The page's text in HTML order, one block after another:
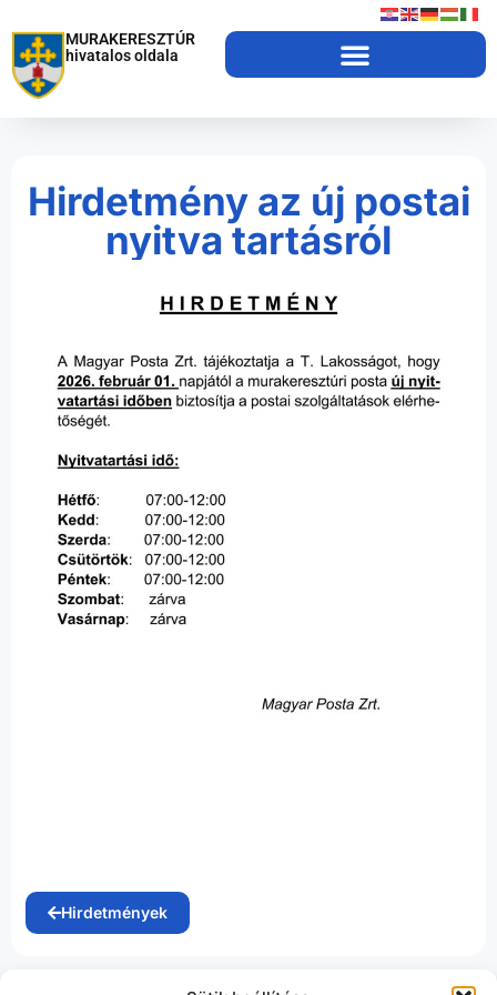
MURAKERESZTÚR
hivatalos oldala
Hirdetmény az új postai
nyitva tartásról
Hirdetmények